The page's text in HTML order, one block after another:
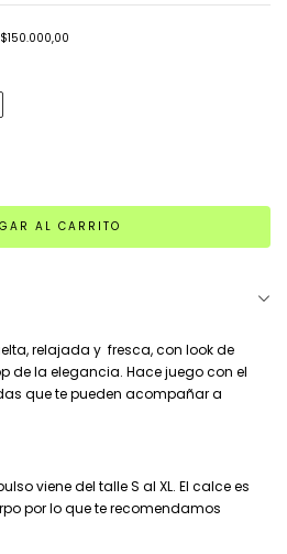
$150.000,00
relajada y fresca, con look de
de la elegancia. Hace juego con el
que te pueden acompañar a
viene del talle S al XL. El calce es
por lo que te recomendamos